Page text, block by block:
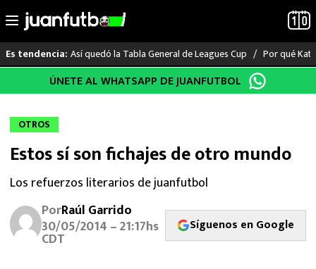
al
Es tendencia: Así quedó la Tabla General de Leagues Cup Por qué
LO ÚLTIMO
LIGA MX
RAYADOS
PUMAS
ATLANTE
ÚNETE AL WHATSAPP DE JUANFUTBOL
OTROS
Estos sí son fichajes de otro mundo
Los refuerzos literarios de juanfutbol
PorRaúl Garrido
30/05/2014 – 21:17hs
CDT
Síguenos en Google